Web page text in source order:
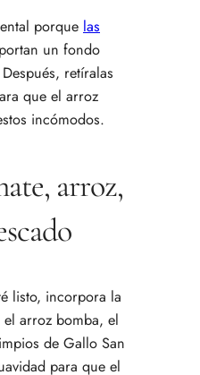
porque las
un fondo
retíralas
que el arroz
incómodos.
arroz,
listo, incorpora la
arroz bomba, el
de Gallo San
para que el